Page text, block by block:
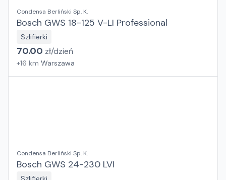
Condensa Berliński Sp. K.
Bosch GWS 18-125 V-LI Professional
Szlifierki
70.00 zł/dzień
+16 km Warszawa
Condensa Berliński Sp. K.
Bosch GWS 24-230 LVI